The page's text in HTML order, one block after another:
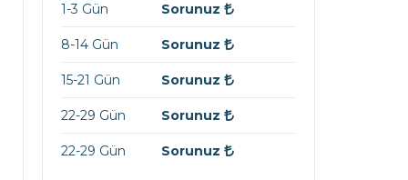
1-3 Gün Sorunuz
8-14 Gün Sorunuz
15-21 Gün Sorunuz
22-29 Gün Sorunuz
22-29 Gün Sorunuz